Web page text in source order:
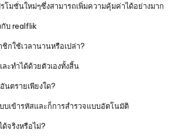
โมชั่นใหม่ๆซึ่งสามารถเพิ่มความคุ้มค่าได้อย่างมาก
บ realflik
กใช้เวลานานหรือเปล่า?
ละทำได้ด้วยตัวเองทั้งสิ้น
นตรายเพียงใด?
บเข้ารหัสและก็การสำรวจแบบอัตโนมัติ
จริงหรือไม่?